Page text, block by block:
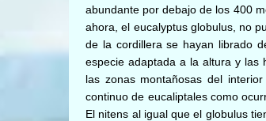
abundante por debajo de los 400
ahora, el eucalyptus globulus, no
de la cordillera se hayan librado
especie adaptada a la altura y las
las zonas montañosas del
continuo de eucaliptales como
El nitens al igual que el globulus